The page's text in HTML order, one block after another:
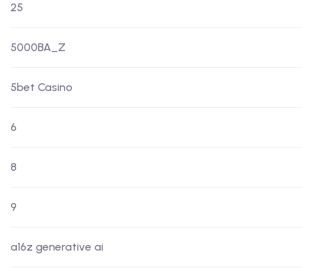
25
5000BA_Z
5bet Casino
6
8
9
a16z generative ai